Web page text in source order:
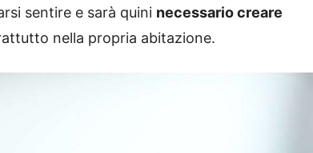
sentire e sarà quini necessario creare
nella propria abitazione.